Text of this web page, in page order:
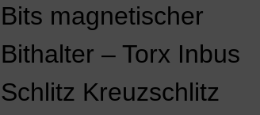
Bits magnetischer
Bithalter – Torx Inbus
Schlitz Kreuzschlitz